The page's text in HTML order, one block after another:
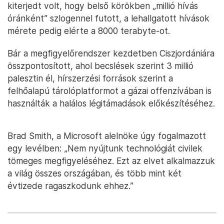
kiterjedt volt, hogy belső körökben „millió hívás
óránként” szlogennel futott, a lehallgatott hívások
mérete pedig elérte a 8000 terabyte-ot.
Bár a megfigyelőrendszer kezdetben Ciszjordániára
összpontosított, ahol becslések szerint 3 millió
palesztin él, hírszerzési források szerint a
felhőalapú tárolóplatformot a gázai offenzívában is
használták a halálos légitámadások előkészítéséhez.
Brad Smith, a Microsoft alelnöke úgy fogalmazott
egy levélben: „Nem nyújtunk technológiát civilek
tömeges megfigyeléséhez. Ezt az elvet alkalmazzuk
a világ összes országában, és több mint két
évtizede ragaszkodunk ehhez.”